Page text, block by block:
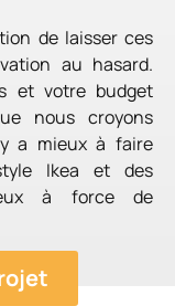
de laisser ces
au hasard.
et votre budget
nous croyons
a mieux à faire
Ikea et des
à force de